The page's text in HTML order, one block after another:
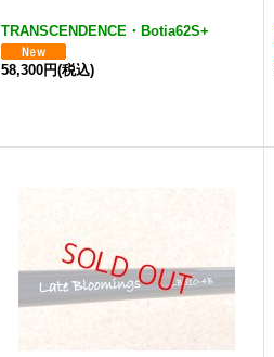
TRANSCENDENCE・Botia62S+
58,300円(税込)